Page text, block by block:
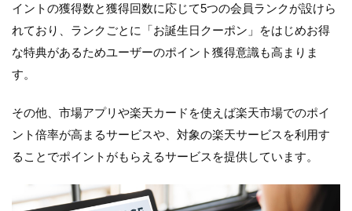
イントの獲得数と獲得回数に応じて5つの会員ランクが設けら
れており、ランクごとに「お誕生日クーポン」をはじめお得
な特典があるためユーザーのポイント獲得意識も高まりま
す。
その他、市場アプリや楽天カードを使えば楽天市場でのポイ
ント倍率が高まるサービスや、対象の楽天サービスを利用す
ることでポイントがもらえるサービスを提供しています。